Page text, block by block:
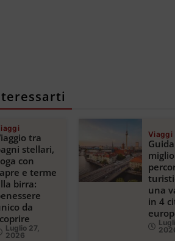
tra
stellari,
con
e terme
birra:
da
Luglio 27,
2026
Viaggi
una
in 4